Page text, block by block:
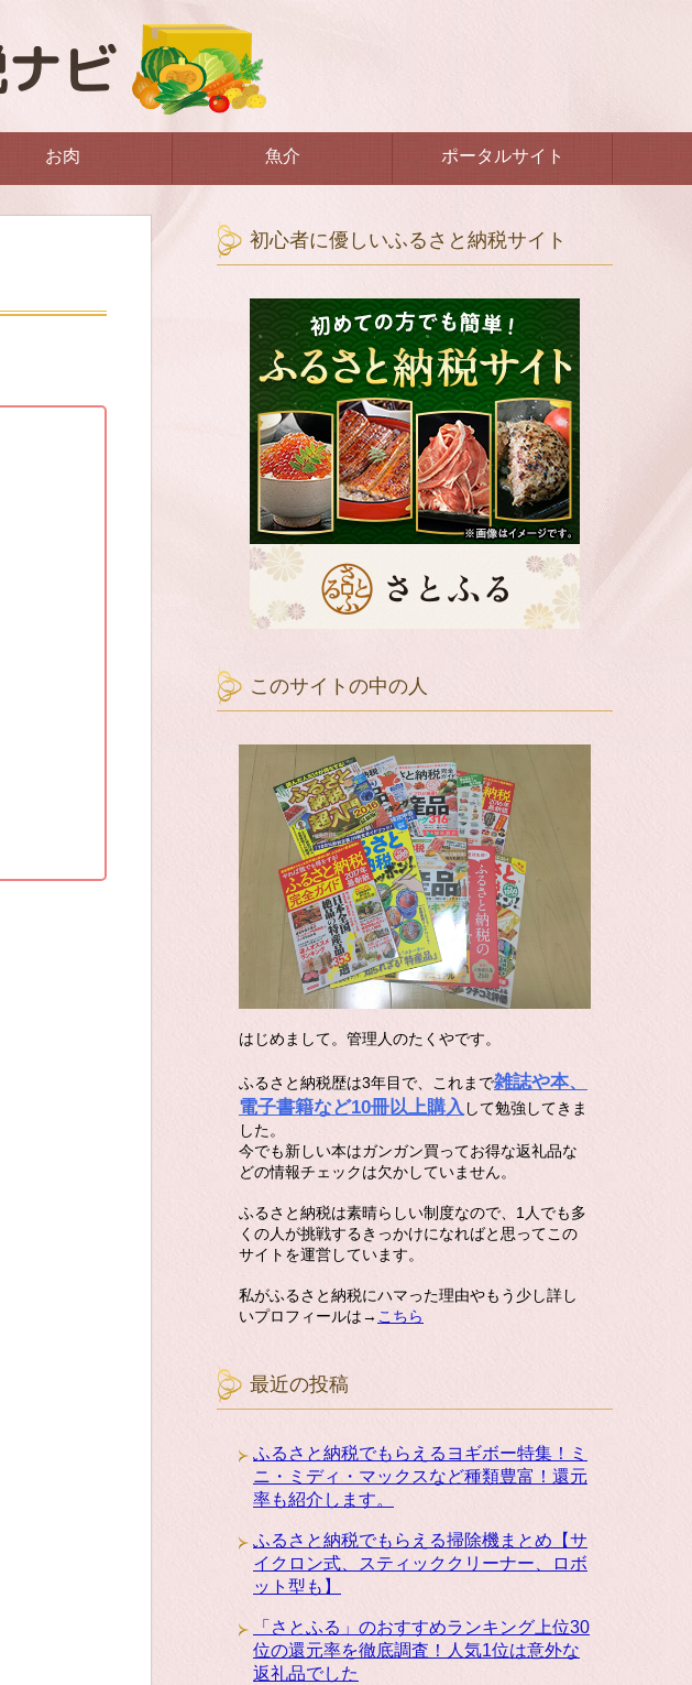
お肉 魚介 ポータルサイト
初心者に優しいふるさと納税サイト
このサイトの中の人
はじめまして。管理人のたくやです。
ふるさと納税歴は3年目で、これまで雑誌や本、
電子書籍など10冊以上購入 して勉強してきま
した。
今でも新しい本はガンガン買ってお得な返礼品な
どの情報チェックは欠かしていません。
ふるさと納税は素晴らしい制度なので、1人でも多
くの人が挑戦するきっかけになればと思ってこの
サイトを運営しています。
私がふるさと納税にハマった理由やもう少し詳し
いプロフィールは→ こちら
最近の投稿
ふるさと納税でもらえるヨギボー特集！ミ
ニ・ミディ・マックスなど種類豊富！還元
率も紹介します。
ふるさと納税でもらえる掃除機まとめ【サ
イクロン式、スティッククリーナー、ロボ
ット型も】
「さとふる」のおすすめランキング上位30
位の還元率を徹底調査！人気1位は意外な
返礼品でした